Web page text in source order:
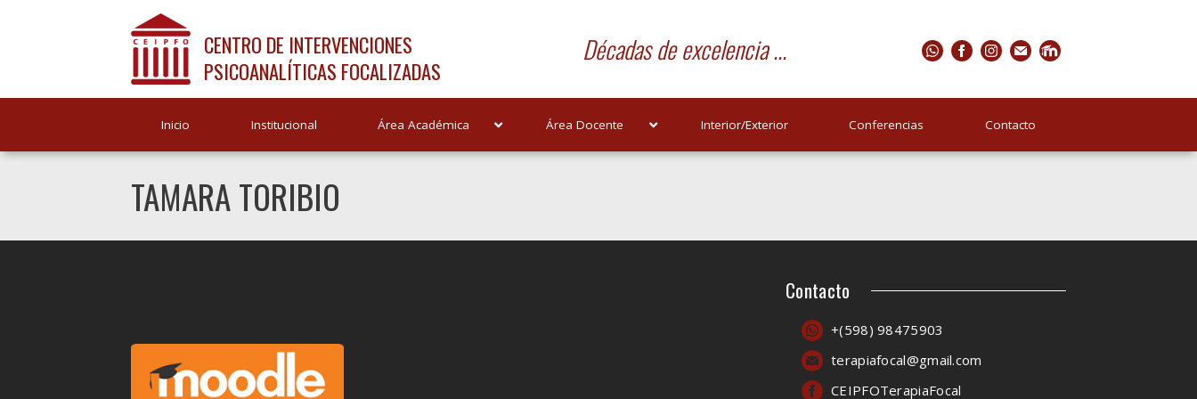
CENTRO DE INTERVENCIONES
PSICOANALÍTICAS FOCALIZADAS
Décadas de excelencia ...
Inicio Institucional Área Académica Área Docente Interior/Exterior Conferencias Contacto
TAMARA TORIBIO
Contacto
+(598) 98475903
terapiafocal@gmail.com
CEIPFOTerapiaFocal